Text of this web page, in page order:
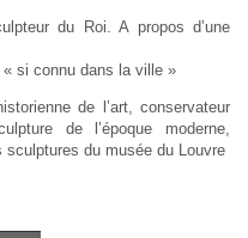
du Roi. A propos d’une
si connu dans la ville »
de l’art, conservateur
de l’époque moderne,
du musée du Louvre